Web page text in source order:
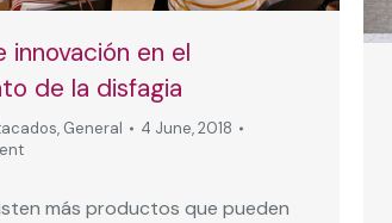
innovación en el
de la disfagia
, General
4 June, 2018
más productos que pueden